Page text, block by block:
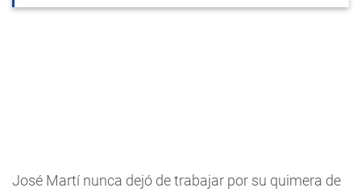
José Martí nunca dejó de trabajar por su quimera de